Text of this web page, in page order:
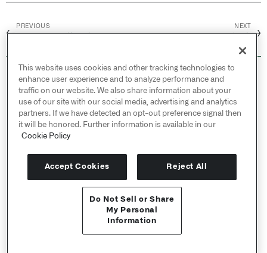
Send feedback
←
PREVIOUS
Products /关联产品
NEXT
Foundry DevOps /概述→
© 2026 Palantir Technologies Inc. All rights
reserved.
Cookies Statement ↗
Privacy Statement ↗
Terms of Use ↗
Do Not Sell or Share My Personal Information
This website uses cookies and other tracking technologies to
enhance user experience and to analyze performance and
traffic on our website. We also share information about your
use of our site with our social media, advertising and analytics
partners. If we have detected an opt-out preference signal then
it will be honored. Further information is available in our
Cookie Policy
Accept Cookies Reject All
Do Not Sell or Share
My Personal
Information